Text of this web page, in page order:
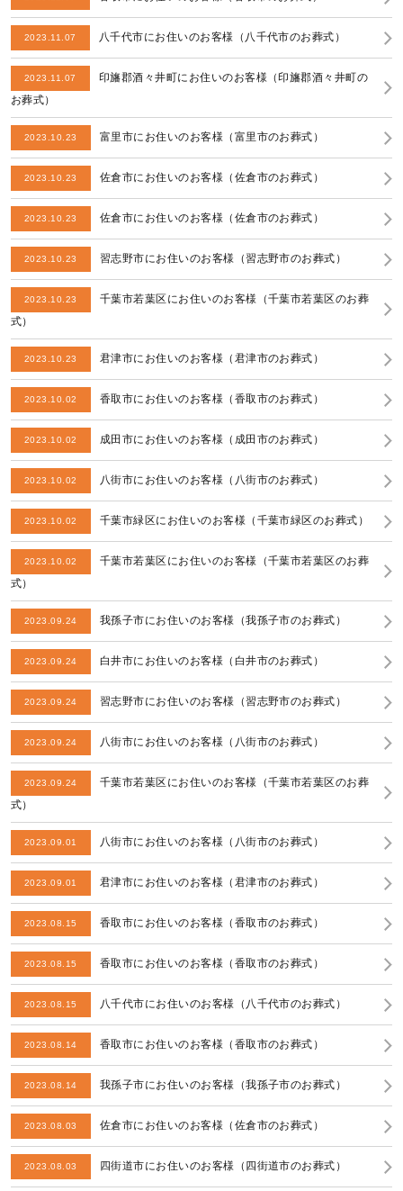
2023.11.07 八千代市にお住いのお客様（八千代市のお葬式）
2023.11.07
印旛郡酒々井町にお住いのお客様（印旛郡酒々井町の
お葬式）
2023.10.23 富里市にお住いのお客様（富里市のお葬式）
2023.10.23 佐倉市にお住いのお客様（佐倉市のお葬式）
2023.10.23 佐倉市にお住いのお客様（佐倉市のお葬式）
2023.10.23 習志野市にお住いのお客様（習志野市のお葬式）
2023.10.23
千葉市若葉区にお住いのお客様（千葉市若葉区のお葬
式）
2023.10.23 君津市にお住いのお客様（君津市のお葬式）
2023.10.02 香取市にお住いのお客様（香取市のお葬式）
2023.10.02 成田市にお住いのお客様（成田市のお葬式）
2023.10.02 八街市にお住いのお客様（八街市のお葬式）
2023.10.02 千葉市緑区にお住いのお客様（千葉市緑区のお葬式）
2023.10.02
千葉市若葉区にお住いのお客様（千葉市若葉区のお葬
式）
2023.09.24 我孫子市にお住いのお客様（我孫子市のお葬式）
2023.09.24 白井市にお住いのお客様（白井市のお葬式）
2023.09.24 習志野市にお住いのお客様（習志野市のお葬式）
2023.09.24 八街市にお住いのお客様（八街市のお葬式）
2023.09.24
千葉市若葉区にお住いのお客様（千葉市若葉区のお葬
式）
2023.09.01 八街市にお住いのお客様（八街市のお葬式）
2023.09.01 君津市にお住いのお客様（君津市のお葬式）
2023.08.15 香取市にお住いのお客様（香取市のお葬式）
2023.08.15 香取市にお住いのお客様（香取市のお葬式）
2023.08.15 八千代市にお住いのお客様（八千代市のお葬式）
2023.08.14 香取市にお住いのお客様（香取市のお葬式）
2023.08.14 我孫子市にお住いのお客様（我孫子市のお葬式）
2023.08.03 佐倉市にお住いのお客様（佐倉市のお葬式）
2023.08.03 四街道市にお住いのお客様（四街道市のお葬式）